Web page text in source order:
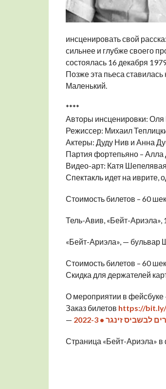
инсценировать свой
сильнее и глубже своего
состоялась 16 декабря
Позже эта пьеса ставилась
Маленький.
****
Авторы инсценировки:
Режиссер: Михаил
Актеры: Дуду Нив и Анна
Партия фортепьяно – Алла
Видео-арт: Катя Шепелявая
Спектакль идет на иврите,
Стоимость билетов – 60
Тель-Авив, «Бейт-Ариэла»,
«Бейт-Ариэла», — бульвар
Стоимость билетов – 60
Скидка для держателей
О мероприятии в фейсбуке
Заказ билетов https://bit.ly/
—
Страница «Бейт-Ариэла»